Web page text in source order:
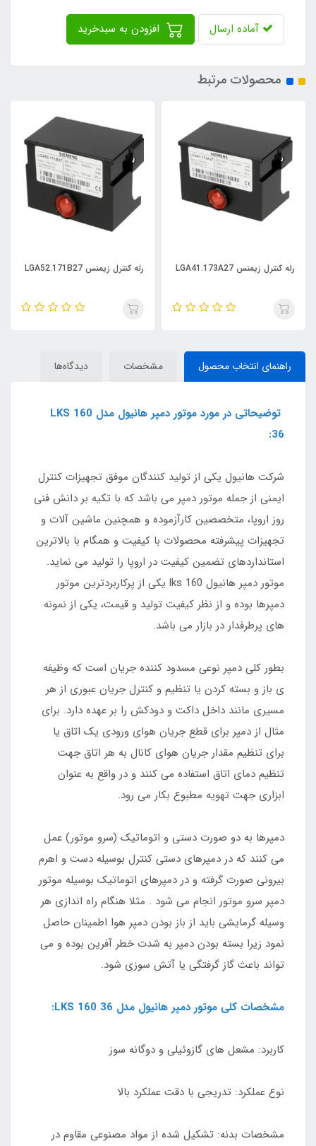
آماده ارسال
محصولات مرتبط
رله کنترل زیمنس LGA41.173A27 رله کنترل زیمنس LGA52.171B27
راهنمای انتخاب محصول مشخصات دیدگاه‌ها
توضیحاتی در مورد موتور دمپر هانیول مدل LKS 160
36:
شرکت هانیول یکی از تولید کنندگان موفق تجهیزات کنترل
ایمنی از جمله موتور دمپر می باشد که با تکیه بر دانش فنی
روز اروپا، متخصصین کارآزموده و همچنین ماشین آلات و
تجهیزات پیشرفته محصولات با کیفیت و همگام با بالاترین
استانداردهای تضمین کیفیت در اروپا را تولید می نماید.
موتور دمپر هانیول lks 160 یکی از پرکاربردترین موتور
دمپرها بوده و از نظر کیفیت تولید و قیمت، یکی از نمونه
های پرطرفدار در بازار می باشد.
بطور کلی دمپر نوعی مسدود کننده جریان است که وظیفه
ی باز و بسته کردن یا تنظیم و کنترل جریان عبوری از هر
مسیری مانند داخل داکت و دودکش را بر عهده دارد. برای
مثال از دمپر برای قطع جریان هوای ورودی یک اتاق یا
برای تنظیم مقدار جریان هوای کانال به هر اتاق جهت
تنظیم دمای اتاق استفاده می کنند و در واقع به عنوان
ابزاری جهت تهویه مطبوع بکار می رود.
دمپرها به دو صورت دستی و اتوماتیک (سرو موتور) عمل
می کنند که در دمپرهای دستی کنترل بوسیله دست و اهرم
بیرونی صورت گرفته و در دمپرهای اتوماتیک بوسیله موتور
دمپر سرو موتور انجام می شود . مثلا هنگام راه اندازی هر
وسیله گرمایشی باید از باز بودن دمپر هوا اطمینان حاصل
نمود زیرا بسته بودن دمپر به شدت خطر آفرین بوده و می
تواند باعث گاز گرفتگی یا آتش سوزی شود.
مشخصات کلی موتور دمپر هانیول مدل LKS 160 36:
کاربرد: مشعل های گازوئیلی و دوگانه سوز
نوع عملکرد: تدریجی با دقت عملکرد بالا
مشخصات بدنه: تشکیل شده از مواد مصنوعی مقاوم در